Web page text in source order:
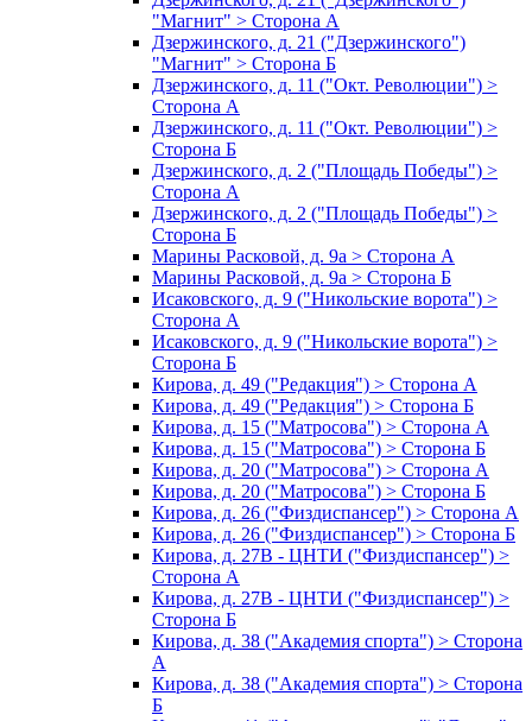
"Магнит" > Сторона А
Дзержинского, д. 21 ("Дзержинского")
"Магнит" > Сторона Б
Дзержинского, д. 11 ("Окт. Революции") >
Сторона А
Дзержинского, д. 11 ("Окт. Революции") >
Сторона Б
Дзержинского, д. 2 ("Площадь Победы") >
Сторона А
Дзержинского, д. 2 ("Площадь Победы") >
Сторона Б
Марины Расковой, д. 9а > Сторона А
Марины Расковой, д. 9а > Сторона Б
Исаковского, д. 9 ("Никольские ворота") >
Сторона А
Исаковского, д. 9 ("Никольские ворота") >
Сторона Б
Кирова, д. 49 ("Редакция") > Сторона А
Кирова, д. 49 ("Редакция") > Сторона Б
Кирова, д. 15 ("Матросова") > Сторона А
Кирова, д. 15 ("Матросова") > Сторона Б
Кирова, д. 20 ("Матросова") > Сторона А
Кирова, д. 20 ("Матросова") > Сторона Б
Кирова, д. 26 ("Физдиспансер") > Сторона А
Кирова, д. 26 ("Физдиспансер") > Сторона Б
Кирова, д. 27В - ЦНТИ ("Физдиспансер") >
Сторона А
Кирова, д. 27В - ЦНТИ ("Физдиспансер") >
Сторона Б
Кирова, д. 38 ("Академия спорта") > Сторона
А
Кирова, д. 38 ("Академия спорта") > Сторона
Б